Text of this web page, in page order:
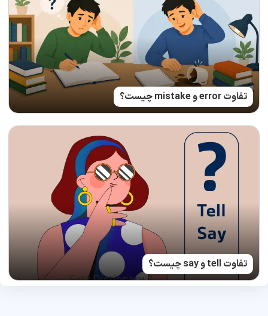
تفاوت error و mistake چیست؟
تفاوت tell و say چیست؟